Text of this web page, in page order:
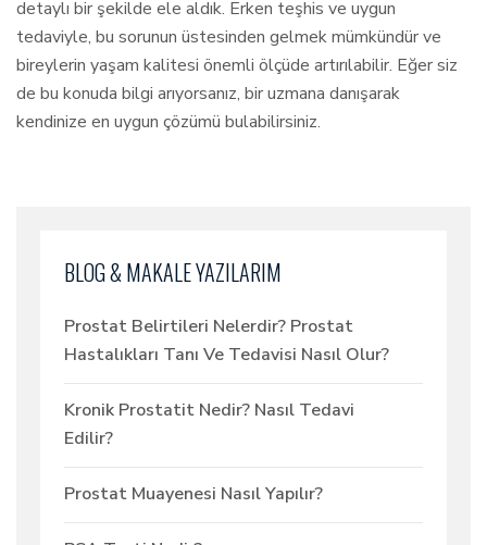
BLOG & MAKALE YAZILARIM
Prostat Belirtileri Nelerdir? Prostat
Hastalıkları Tanı Ve Tedavisi Nasıl Olur?
Kronik Prostatit Nedir? Nasıl Tedavi
Edilir?
Prostat Muayenesi Nasıl Yapılır?
detaylı bir şekilde ele aldık. Erken teşhis ve uygun
tedaviyle, bu sorunun üstesinden gelmek mümkündür ve
bireylerin yaşam kalitesi önemli ölçüde artırılabilir. Eğer siz
de bu konuda bilgi arıyorsanız, bir uzmana danışarak
kendinize en uygun çözümü bulabilirsiniz.